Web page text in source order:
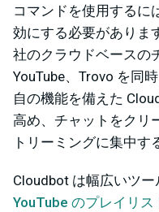
コマンドを使用するに
効にする必要がありま
社のクラウドベースの
YouTube、Trovo を同
自の機能を備えた
高め、チャットをクリ
トリーミングに集中す
Cloudbot は幅広いツー
YouTube のプレイリ